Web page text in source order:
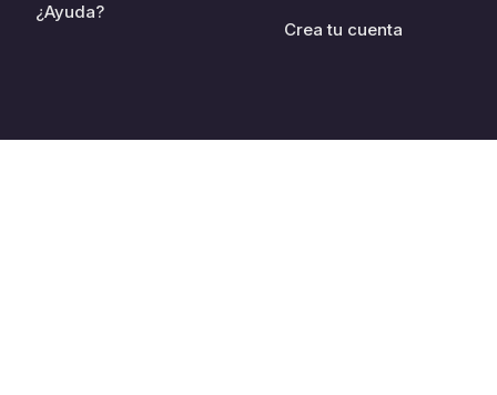
¿Ayuda?
Crea tu cuenta